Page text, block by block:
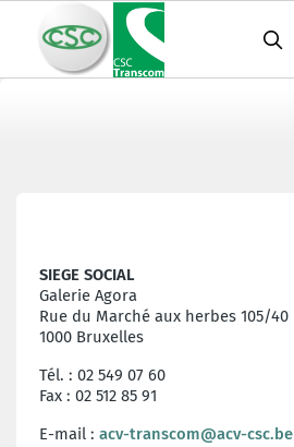
SIEGE SOCIAL
Galerie Agora
Rue du Marché aux herbes 105/40
1000 Bruxelles
Tél. : 02 549 07 60
Fax : 02 512 85 91
E-mail : acv-transcom@acv-csc.be